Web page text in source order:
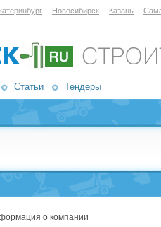
Новосибирск Казань
Статьи Тендеры
о компании